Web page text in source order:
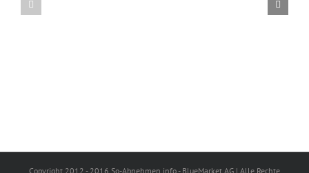
Rollen mit Käse
Copyright 2012 - 2016 So-Abnehmen.info - BlueMarket AG | Alle Rechte